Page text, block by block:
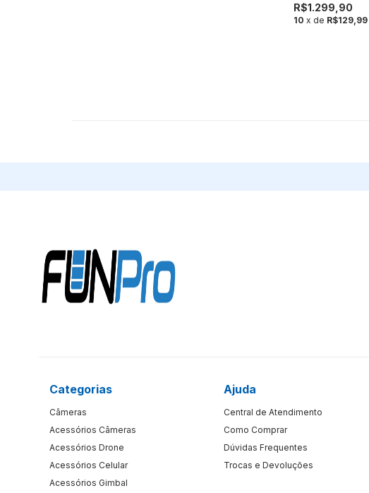
R$1.299,90
10 x de R$129,99
Categorias
Câmeras
Acessórios Câmeras
Acessórios Drone
Acessórios Celular
Acessórios Gimbal
Ajuda
Central de Atendimento
Como Comprar
Dúvidas Frequentes
Trocas e Devoluções